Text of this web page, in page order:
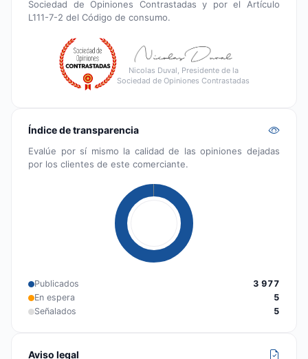
Sociedad de Opiniones Contrastadas y por el Artículo
L111-7-2 del Código de consumo.
Nicolas Duval, Presidente de la
Sociedad de Opiniones Contrastadas
Índice de transparencia
Evalúe por sí mismo la calidad de las opiniones dejadas
por los clientes de este comerciante.
Publicados
3 977
En espera
5
Señalados
5
Aviso legal